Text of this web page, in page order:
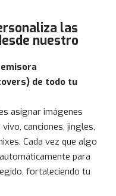
las
nuestro
de todo tu
asignar imágenes
canciones, jingles,
Cada vez que algo
para
fortaleciendo tu